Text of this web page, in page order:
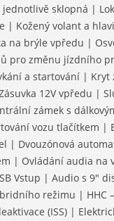
sklopná |
| Kožený volant a
na brýle vpředu |
pro změnu jízdního
a startování | Kryt
12V vpředu |
zámek s
vozu tlačítkem |
| Dvouzónová
| Ovládání audia na
Vstup | Audio s 9"
režimu | HHC
(ISS) |